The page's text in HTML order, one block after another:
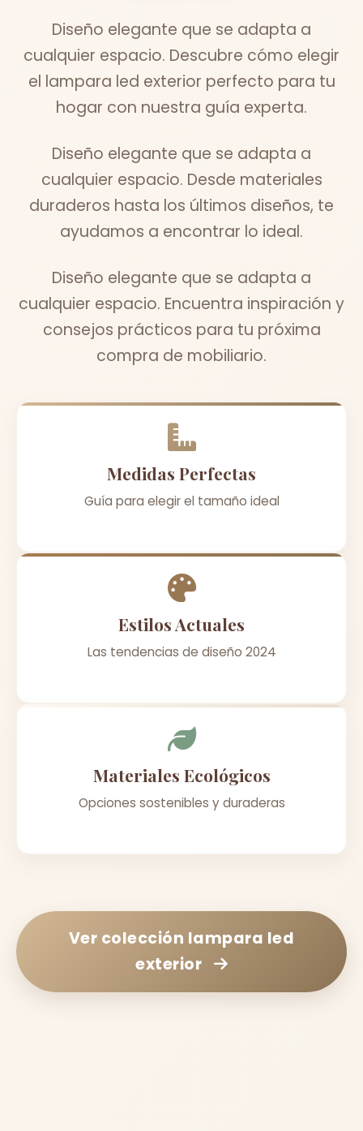
Diseño elegante que se adapta a
cualquier espacio. Descubre cómo elegir
el lampara led exterior perfecto para tu
hogar con nuestra guía experta.
Diseño elegante que se adapta a
cualquier espacio. Desde materiales
duraderos hasta los últimos diseños, te
ayudamos a encontrar lo ideal.
Diseño elegante que se adapta a
cualquier espacio. Encuentra inspiración y
consejos prácticos para tu próxima
compra de mobiliario.
Medidas Perfectas
Guía para elegir el tamaño ideal
Estilos Actuales
Las tendencias de diseño 2024
Materiales Ecológicos
Opciones sostenibles y duraderas
Ver colección lampara led
exterior